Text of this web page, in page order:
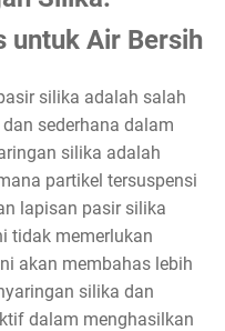
untuk Air Bersih
silika adalah salah
sederhana dalam
silika adalah
partikel tersuspensi
lapisan pasir silika
tidak memerlukan
akan membahas lebih
silika dan
dalam menghasilkan